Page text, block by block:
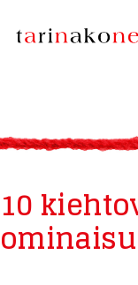
10TARINAKONE
ASIAKKAAT